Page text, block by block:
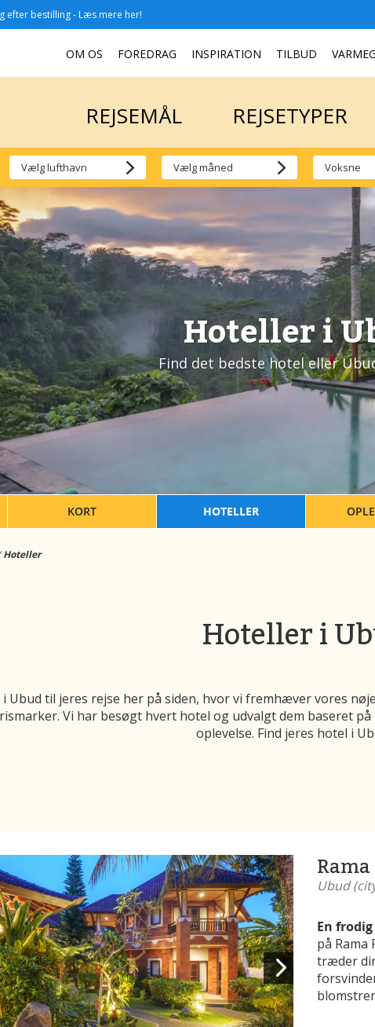
bestilling - Læs mere her!
OM OS FOREDRAG INSPIRATION TILBUD
REJSEMÅL REJSETYPER
REJSEMÅL REJSETYPER
Voksne
Hoteller i
Find det bedste hotel eller
KORT HOTELLER
Hoteller
Hoteller i
i Ubud til jeres rejse her på siden, hvor vi fremhæver vores
Vi har besøgt hvert hotel og udvalgt dem baseret
oplevelse. Find jeres hotel i
Ubud
En
på Rama
træder